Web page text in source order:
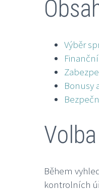
Výběr
Bonusy
Během
kontrolních